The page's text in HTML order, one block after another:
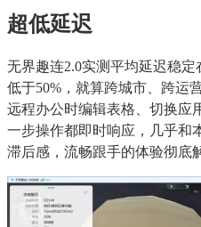
超低延迟
无界趣连2.0实测平均延迟稳
低于50%，就算跨城市、跨运
远程办公时编辑表格、切换应
一步操作都即时响应，几乎和
滞后感，流畅跟手的体验彻底